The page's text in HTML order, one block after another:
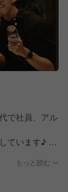
だからこそ、
自社で作って
時代の中華料
食の世界に魅
アでの本格
目となる
で社員、アル
ています♪
いと思える環
もっと読む